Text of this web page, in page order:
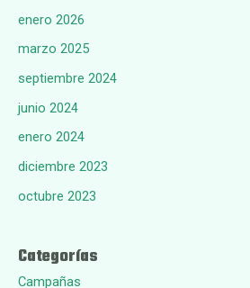
enero 2026
marzo 2025
septiembre 2024
junio 2024
enero 2024
diciembre 2023
octubre 2023
Categorías
Campañas